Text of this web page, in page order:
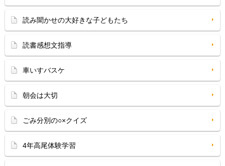
読み聞かせの大好きな子どもたち
読書感想文指導
車いすバスケ
朝会は大切
ごみ分別の○×クイズ
4年高尾体験学習